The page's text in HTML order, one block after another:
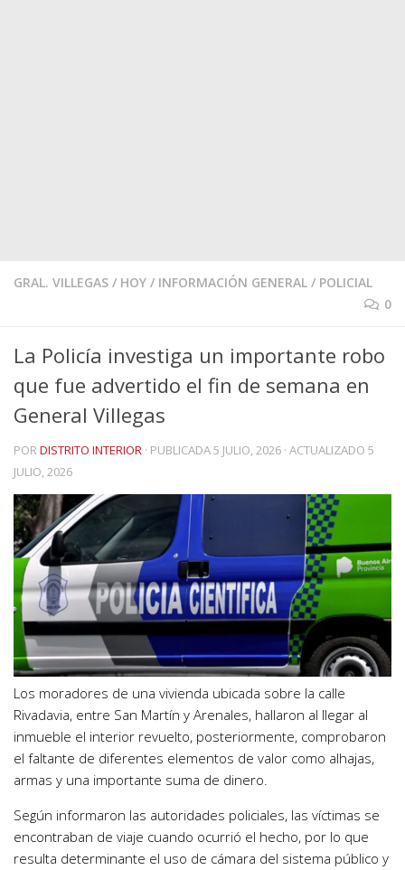
GRAL. VILLEGAS / HOY / INFORMACIÓN GENERAL / POLICIAL
0
La Policía investiga un importante robo
que fue advertido el fin de semana en
General Villegas
PORDISTRITO INTERIOR · PUBLICADA5 JULIO, 2026 · ACTUALIZADO 5
JULIO, 2026
Los moradores de una vivienda ubicada sobre la calle
Rivadavia, entre San Martín y Arenales, hallaron al llegar al
inmueble el interior revuelto, posteriormente, comprobaron
el faltante de diferentes elementos de valor como alhajas,
armas y una importante suma de dinero.
Según informaron las autoridades policiales, las víctimas se
encontraban de viaje cuando ocurrió el hecho, por lo que
resulta determinante el uso de cámara del sistema público y